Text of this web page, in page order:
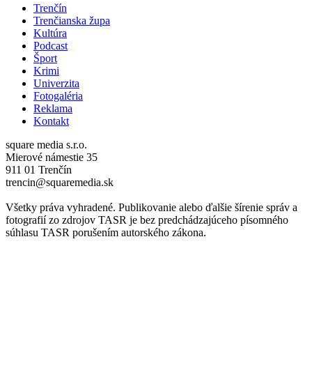
Trenčín
Trenčianska župa
Kultúra
Podcast
Šport
Krimi
Univerzita
Fotogaléria
Reklama
Kontakt
square media s.r.o.
Mierové námestie 35
911 01 Trenčín
trencin@squaremedia.sk
Všetky práva vyhradené. Publikovanie alebo ďalšie šírenie správ a
fotografií zo zdrojov TASR je bez predchádzajúceho písomného
súhlasu TASR porušením autorského zákona.